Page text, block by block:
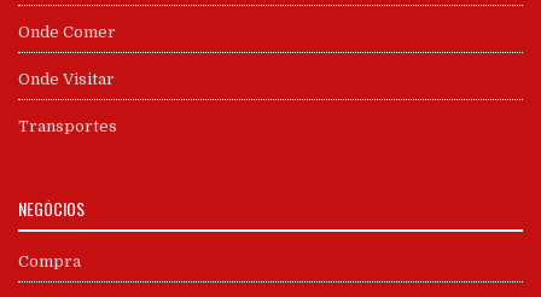
Onde Comer
Onde Visitar
Transportes
NEGÓCIOS
Compra